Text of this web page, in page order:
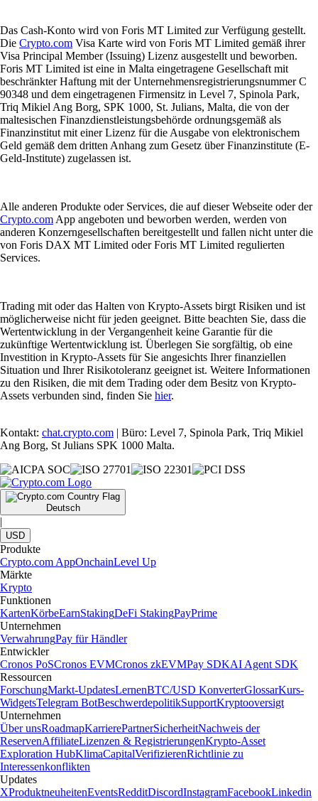
Das Cash-Konto wird von Foris MT Limited zur Verfügung gestellt.
Die Crypto.com Visa Karte wird von Foris MT Limited gemäß ihrer
Visa Principal Member (Issuing) Lizenz ausgestellt und beworben.
Foris MT Limited ist eine in Malta eingetragene Gesellschaft mit
beschränkter Haftung mit der Unternehmensregistrierungsnummer C
90348 und dem eingetragenen Firmensitz in Level 7, Spinola Park,
Triq Mikiel Ang Borg, SPK 1000, St. Julians, Malta, die von der
maltesischen Finanzdienstleistungsbehörde ordnungsgemäß als
Finanzinstitut mit einer Lizenz für die Ausgabe von elektronischem
Geld gemäß dem dritten Anhang zum Gesetz über Finanzinstitute (E-
Geld-Institute) zugelassen ist.
Alle anderen Produkte oder Services, die auf dieser Webseite oder der
Crypto.com App angeboten und beworben werden, werden von
anderen Konzerngesellschaften bereitgestellt und fallen nicht unter die
von Foris DAX MT Limited oder Foris MT Limited regulierten
Services.
Trading mit oder das Halten von Krypto-Assets birgt Risiken und ist
möglicherweise nicht für jeden geeignet. Bitte beachten Sie, dass die
Wertentwicklung in der Vergangenheit keine Garantie für die
zukünftige Wertentwicklung ist. Überlegen Sie sorgfältig, ob eine
Investition in Krypto-Assets für Sie angesichts Ihrer finanziellen
Situation und Ihrer Risikotoleranz geeignet ist. Weitere Informationen
zu den Risiken, die mit dem Trading oder dem Besitz von Krypto-
Assets verbunden sind, finden Sie hier.
Kontakt: chat.crypto.com | Büro: Level 7, Spinola Park, Triq Mikiel
Ang Borg, St Julians SPK 1000 Malta.
Deutsch
|
USD
Produkte
Crypto.com AppOnchainLevel Up
Märkte
Krypto
Funktionen
KartenKörbeEarnStakingDeFi StakingPayPrime
Unternehmen
VerwahrungPay für Händler
Entwickler
Cronos PoSCronos EVMCronos zkEVMPay SDKAI Agent SDK
Ressourcen
ForschungMarkt-UpdatesLernenBTC/USD KonverterGlossarKurs-
WidgetsTelegram BotBeschwerdepolitikSupportKryptooversigt
Unternehmen
Über unsRoadmapKarrierePartnerSicherheitNachweis der
ReservenAffiliateLizenzen & RegistrierungenKrypto-Asset
Exploration HubKlimaCapitalVerifizierenRichtlinie zu
Interessenkonflikten
Updates
XProduktneuheitenEventsRedditDiscordInstagramFacebookLinkedin